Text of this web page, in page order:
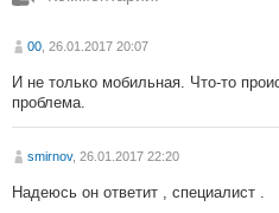
00 , 26.01.2017 20:07
И не только мобильная. Что-то
проблема.
smirnov, 26.01.2017 22:20
Надеюсь он ответит , специалист .